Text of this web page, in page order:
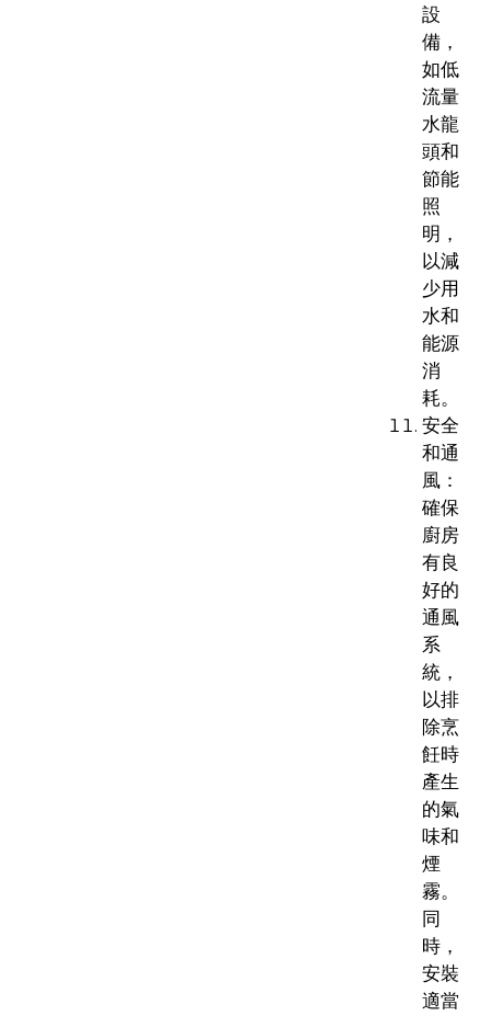
設
備，
如低
流量
水龍
頭和
節能
照
明，
以減
少用
水和
能源
消
耗。
安全
和通
風：
確保
廚房
有良
好的
通風
系
統，
以排
除烹
飪時
產生
的氣
味和
煙
霧。
同
時，
安裝
適當